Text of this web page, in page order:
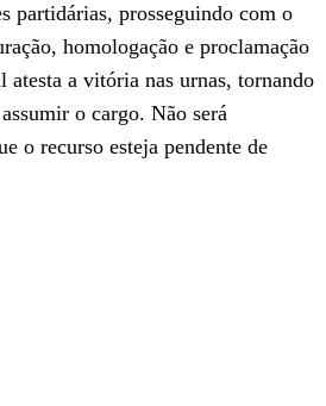
partidárias, prosseguindo com o
homologação e proclamação
atesta a vitória nas urnas, tornando
o cargo. Não será
o recurso esteja pendente de